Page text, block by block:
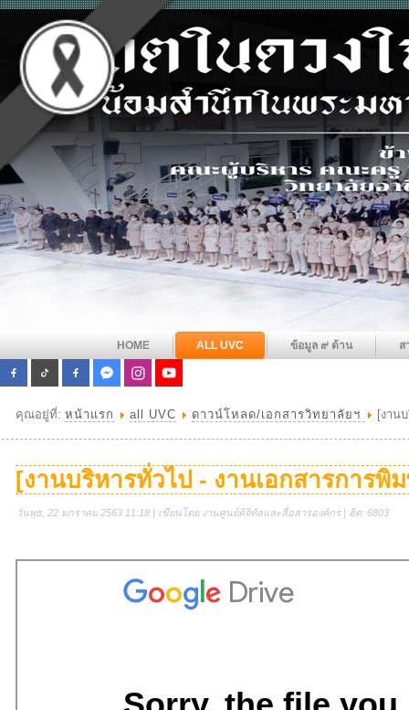
HOME ALL UVC ข้อมูล ๙ ด้าน ส
คุณอยู่ที่: หน้าแรก all UVC ดาวน์โหลด/เอกสารวิทยาลัยฯ [งาน
[งานบริหารทั่วไป - งานเอกสารการ
วันพุธ, 22 มกราคม 2563 11:18 | เขียนโดย งานศูนย์ดิจิทัลและสื่อสารองค์กร | ฮิต: 6803